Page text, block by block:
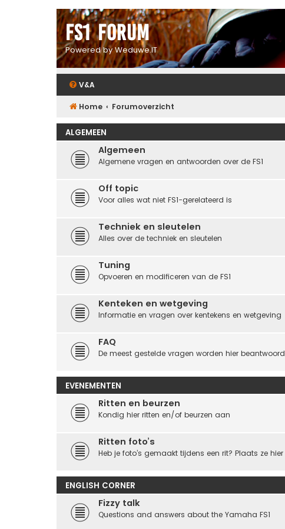
FS1 forum
Powered by Weduwe.IT
V&A
Home Forumoverzicht
ALGEMEEN
Algemeen
Algemene vragen en antwoorden over de FS1
Off topic
Voor alles wat niet FS1-gerelateerd is
Techniek en sleutelen
Alles over de techniek en sleutelen
Tuning
Opvoeren en modificeren van de FS1
Kenteken en wetgeving
Informatie en vragen over kentekens en wetgeving
FAQ
De meest gestelde vragen worden hier beantwoord
EVENEMENTEN
Ritten en beurzen
Kondig hier ritten en/of beurzen aan
Ritten foto’s
Heb je foto’s gemaakt tijdens een rit? Plaats ze hier
ENGLISH CORNER
Fizzy talk
Questions and answers about the Yamaha FS1